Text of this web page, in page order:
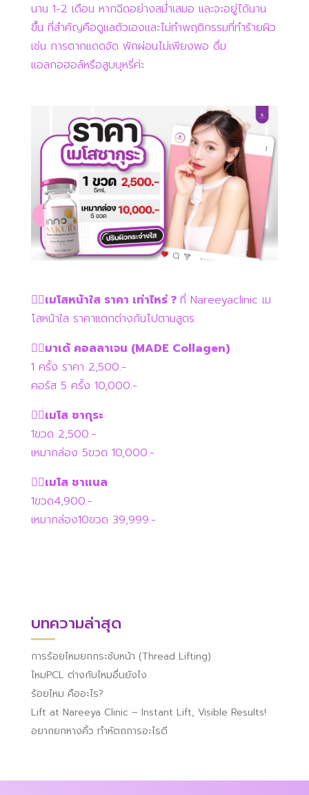
นาน 1-2 เดือน หากฉีดอย่างสม่ำเสมอ และจะอยู่ได้นาน
ขึ้น ที่สำคัญคือดูแลตัวเองและไม่ทำพฤติกรรมที่ทำร้ายผิว
เช่น การตากแดดจัด พักผ่อนไม่เพียงพอ ดื่ม
แอลกอฮอล์หรือสูบบุหรี่ค่ะ
👉🏻เมโสหน้าใส ราคา เท่าไหร่ ? ที่ Nareeyaclinic เม
โสหน้าใส ราคาแตกต่างกันไปตามสูตร
👉🏻มาเด้ คอลลาเจน (MADE Collagen)
1 ครั้ง ราคา 2,500.-
คอร์ส 5 ครั้ง 10,000.-
👉🏻เมโส ซากุระ
1ขวด 2,500.-
เหมากล่อง 5ขวด 10,000.-
👉🏻เมโส ชาแนล
1ขวด4,900.-
เหมากล่อง10ขวด 39,999.-
บทความล่าสุด
การร้อยไหมยกกระชับหน้า (Thread Lifting)
ไหมPCL ต่างกับไหมอื่นยังไง
ร้อยไหม คืออะไร?
Lift at Nareeya Clinic – Instant Lift, Visible Results!
อยากยกหางคิ้ว ทำหัตถการอะไรดี